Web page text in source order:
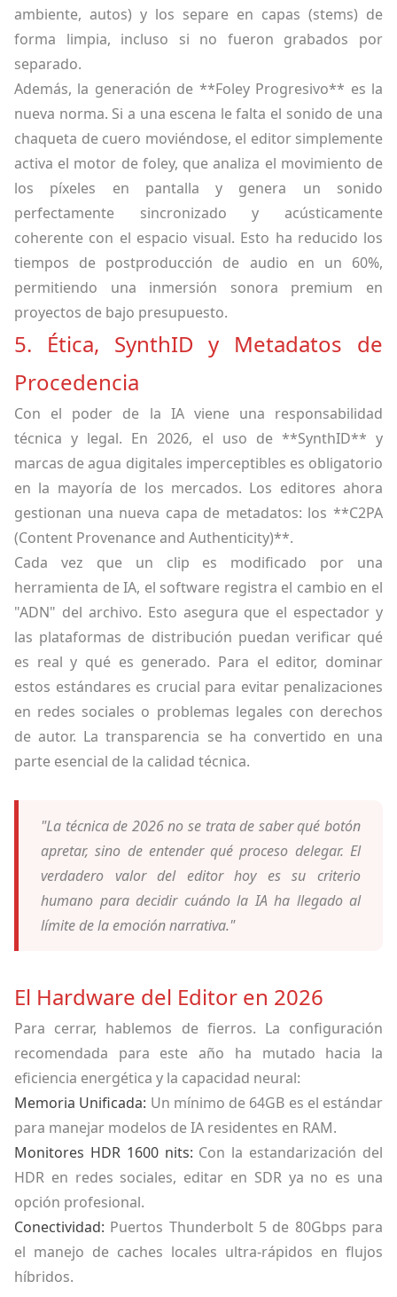
ambiente, autos) y los separe en capas (stems) de
forma limpia, incluso si no fueron grabados por
separado.
Además, la generación de **Foley Progresivo** es la
nueva norma. Si a una escena le falta el sonido de una
chaqueta de cuero moviéndose, el editor simplemente
activa el motor de foley, que analiza el movimiento de
los píxeles en pantalla y genera un sonido
perfectamente sincronizado y acústicamente
coherente con el espacio visual. Esto ha reducido los
tiempos de postproducción de audio en un 60%,
permitiendo una inmersión sonora premium en
proyectos de bajo presupuesto.
5. Ética, SynthID y Metadatos de
Procedencia
Con el poder de la IA viene una responsabilidad
técnica y legal. En 2026, el uso de **SynthID** y
marcas de agua digitales imperceptibles es obligatorio
en la mayoría de los mercados. Los editores ahora
gestionan una nueva capa de metadatos: los **C2PA
(Content Provenance and Authenticity)**.
Cada vez que un clip es modificado por una
herramienta de IA, el software registra el cambio en el
"ADN" del archivo. Esto asegura que el espectador y
las plataformas de distribución puedan verificar qué
es real y qué es generado. Para el editor, dominar
estos estándares es crucial para evitar penalizaciones
en redes sociales o problemas legales con derechos
de autor. La transparencia se ha convertido en una
parte esencial de la calidad técnica.
"La técnica de 2026 no se trata de saber qué botón
apretar, sino de entender qué proceso delegar. El
verdadero valor del editor hoy es su criterio
humano para decidir cuándo la IA ha llegado al
límite de la emoción narrativa."
El Hardware del Editor en 2026
Para cerrar, hablemos de fierros. La configuración
recomendada para este año ha mutado hacia la
eficiencia energética y la capacidad neural:
Memoria Unificada: Un mínimo de 64GB es el estándar
para manejar modelos de IA residentes en RAM.
Monitores HDR 1600 nits: Con la estandarización del
HDR en redes sociales, editar en SDR ya no es una
opción profesional.
Conectividad: Puertos Thunderbolt 5 de 80Gbps para
el manejo de caches locales ultra-rápidos en flujos
híbridos.